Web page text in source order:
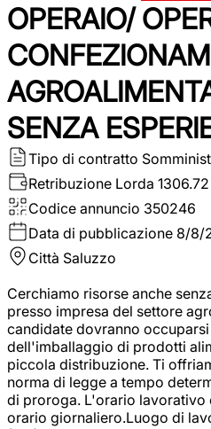
OPERAIO/
SENZA
Tipo di contratto
Retribuzione Lorda
Codice annuncio 350246
Data di pubblicazione 8/8/
Città Saluzzo
Cerchiamo risorse anche
presso impresa del settore
candidate dovranno
dell'imballaggio di prodotti
piccola distribuzione. Ti
norma di legge a tempo
di proroga. L'orario lavorativo
orario giornaliero.Luogo di